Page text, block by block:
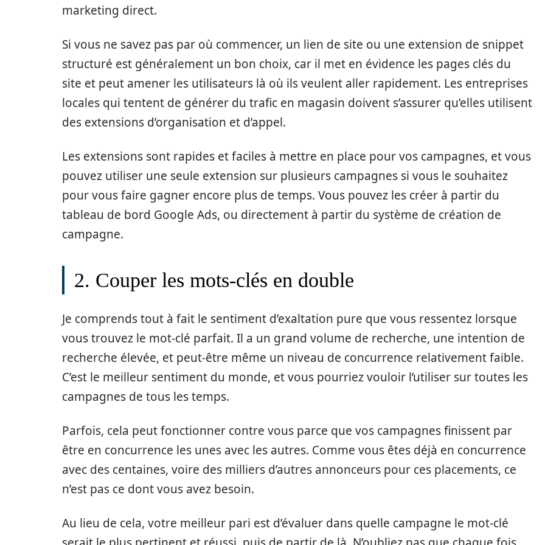
marketing direct.
Si vous ne savez pas par où commencer, un lien de site ou une extension de snippet
structuré est généralement un bon choix, car il met en évidence les pages clés du
site et peut amener les utilisateurs là où ils veulent aller rapidement. Les entreprises
locales qui tentent de générer du trafic en magasin doivent s’assurer qu’elles utilisent
des extensions d’organisation et d’appel.
Les extensions sont rapides et faciles à mettre en place pour vos campagnes, et vous
pouvez utiliser une seule extension sur plusieurs campagnes si vous le souhaitez
pour vous faire gagner encore plus de temps. Vous pouvez les créer à partir du
tableau de bord Google Ads, ou directement à partir du système de création de
campagne.
2. Couper les mots-clés en double
Je comprends tout à fait le sentiment d’exaltation pure que vous ressentez lorsque
vous trouvez le mot-clé parfait. Il a un grand volume de recherche, une intention de
recherche élevée, et peut-être même un niveau de concurrence relativement faible.
C’est le meilleur sentiment du monde, et vous pourriez vouloir l’utiliser sur toutes les
campagnes de tous les temps.
Parfois, cela peut fonctionner contre vous parce que vos campagnes finissent par
être en concurrence les unes avec les autres. Comme vous êtes déjà en concurrence
avec des centaines, voire des milliers d’autres annonceurs pour ces placements, ce
n’est pas ce dont vous avez besoin.
Au lieu de cela, votre meilleur pari est d’évaluer dans quelle campagne le mot-clé